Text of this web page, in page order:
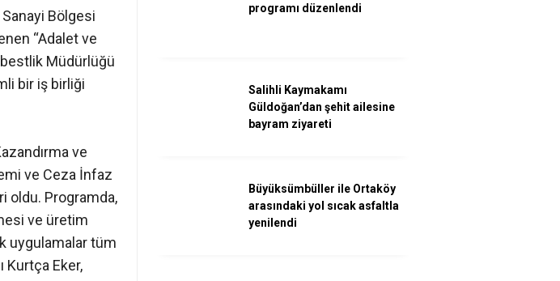
Bölgesi
“Adalet ve
Müdürlüğü
bir iş birliği
ve
ve Ceza İnfaz
oldu. Programda,
ve üretim
uygulamalar tüm
Kurtça Eker,
programı düzenlendi
Salihli Kaymakamı
Güldoğan’dan şehit ailesine
bayram ziyareti
Büyüksümbüller ile Ortaköy
arasındaki yol sıcak asfaltla
yenilendi